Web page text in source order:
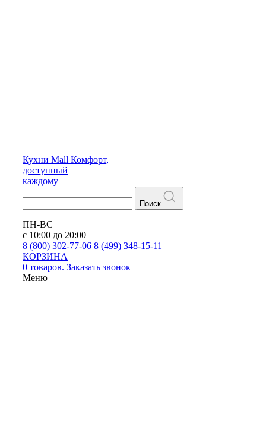
Кухни Mall Комфорт,
доступный
каждому
Поиск
ПН-ВС
с 10:00 до 20:00
8 (800) 302-77-06 8 (499) 348-15-11
КОРЗИНА
0 товаров. Заказать звонок
Меню